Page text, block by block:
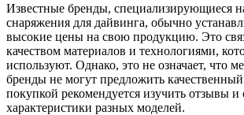
Известные бренды, специализирующиеся
снаряжения для дайвинга, обычно
высокие цены на свою продукцию. Это
качеством материалов и технологиями,
используют. Однако, это не означает, что
бренды не могут предложить
покупкой рекомендуется изучить отзывы и
характеристики разных моделей.